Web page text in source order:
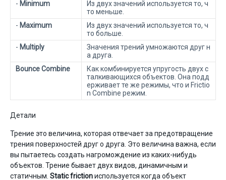
- Minimum
Из двух значений используется то, ч
то меньше.
- Maximum
Из двух значений используется то, ч
то больше.
- Multiply
Значения трений умножаются друг н
а друга.
Bounce Combine
Как комбинируется упругость двух с
талкивающихся объектов. Она подд
ерживает те же режимы, что и Frictio
n Combine режим.
Детали
Трение это величина, которая отвечает за предотвращение
трения поверхностей друг о друга. Это величина важна, если
вы пытаетесь создать нагромождение из каких-нибудь
объектов. Трение бывает двух видов, динамичным и
статичным. Static frictionиспользуется когда объект